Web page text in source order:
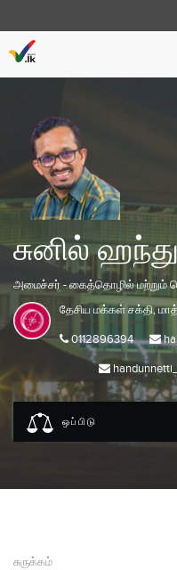
சுனில்
அமைச்சர் - கைத்தொழில் மற்றும்
தேசிய மக்கள் சக்தி,
0112896394
ஒப்பிடு
சுருக்கம்